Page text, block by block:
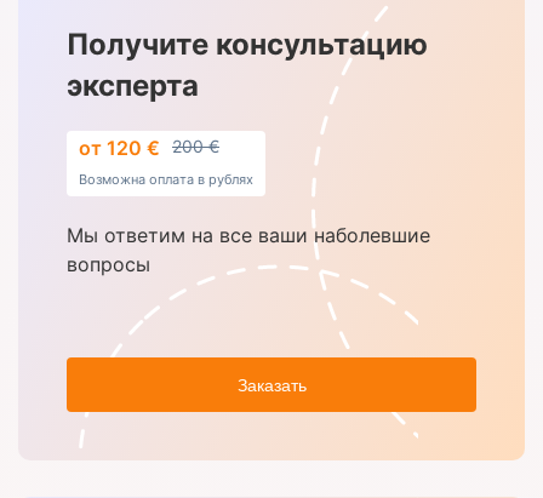
Получите консультацию
эксперта
от 120 € 200 €
Возможна оплата в рублях
Мы ответим на все ваши наболевшие
вопросы
Заказать